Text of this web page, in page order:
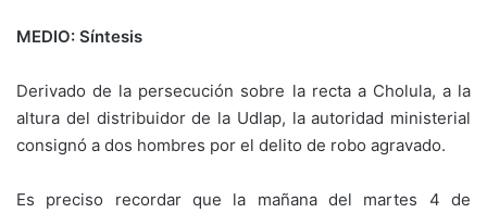
MEDIO: Síntesis
Derivado de la persecución sobre la recta a Cholula, a la
altura del distribuidor de la Udlap, la autoridad ministerial
consignó a dos hombres por el delito de robo agravado.
Es preciso recordar que la mañana del martes 4 de